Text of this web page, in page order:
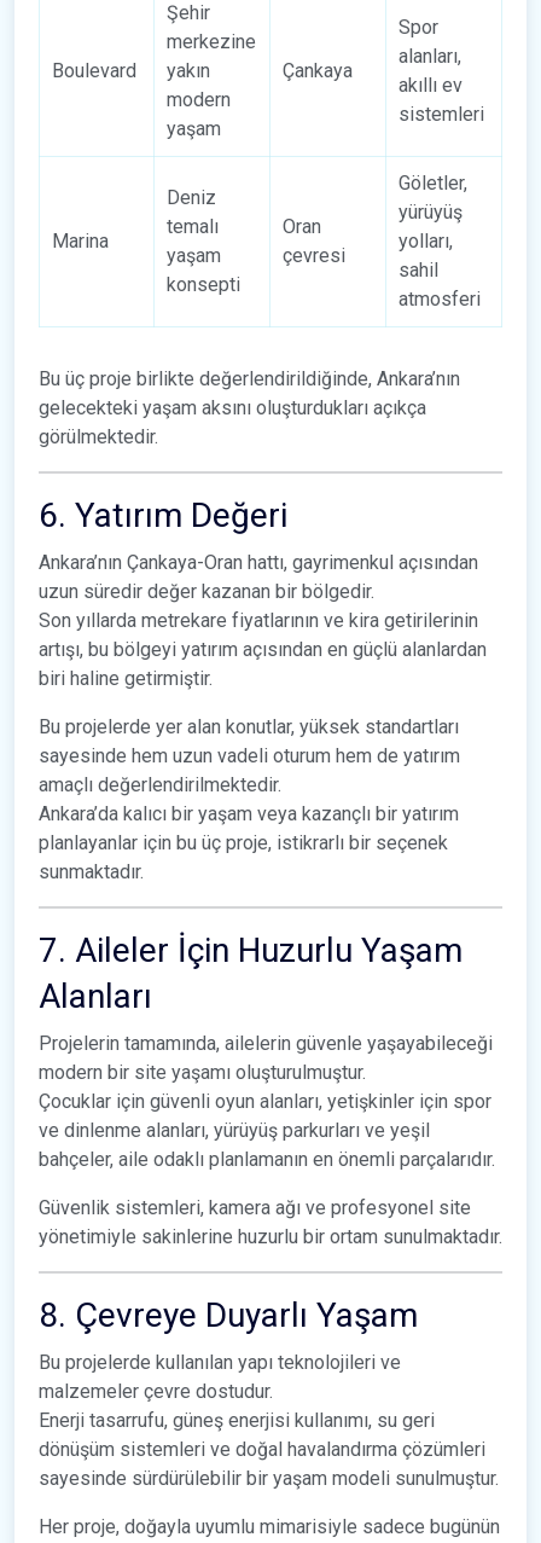
Boulevard
Şehir
merkezine
yakın
modern
yaşam
Çankaya
Spor
alanları,
akıllı ev
sistemleri
Marina
Deniz
temalı
yaşam
konsepti
Oran
çevresi
Göletler,
yürüyüş
yolları,
sahil
atmosferi
Bu üç proje birlikte değerlendirildiğinde, Ankara’nın
gelecekteki yaşam aksını oluşturdukları açıkça
görülmektedir.
6. Yatırım Değeri
Ankara’nın Çankaya-Oran hattı, gayrimenkul açısından
uzun süredir değer kazanan bir bölgedir.
Son yıllarda metrekare fiyatlarının ve kira getirilerinin
artışı, bu bölgeyi yatırım açısından en güçlü alanlardan
biri haline getirmiştir.
Bu projelerde yer alan konutlar, yüksek standartları
sayesinde hem uzun vadeli oturum hem de yatırım
amaçlı değerlendirilmektedir.
Ankara’da kalıcı bir yaşam veya kazançlı bir yatırım
planlayanlar için bu üç proje, istikrarlı bir seçenek
sunmaktadır.
7. Aileler İçin Huzurlu Yaşam
Alanları
Projelerin tamamında, ailelerin güvenle yaşayabileceği
modern bir site yaşamı oluşturulmuştur.
Çocuklar için güvenli oyun alanları, yetişkinler için spor
ve dinlenme alanları, yürüyüş parkurları ve yeşil
bahçeler, aile odaklı planlamanın en önemli parçalarıdır.
Güvenlik sistemleri, kamera ağı ve profesyonel site
yönetimiyle sakinlerine huzurlu bir ortam sunulmaktadır.
8. Çevreye Duyarlı Yaşam
Bu projelerde kullanılan yapı teknolojileri ve
malzemeler çevre dostudur.
Enerji tasarrufu, güneş enerjisi kullanımı, su geri
dönüşüm sistemleri ve doğal havalandırma çözümleri
sayesinde sürdürülebilir bir yaşam modeli sunulmuştur.
Her proje, doğayla uyumlu mimarisiyle sadece bugünün